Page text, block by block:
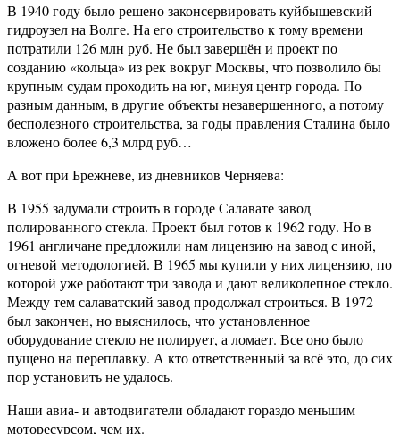
В 1940 году было решено законсервировать куйбышевский
гидроузел на Волге. На его строительство к тому времени
потратили 126 млн руб. Не был завершён и проект по
созданию «кольца» из рек вокруг Москвы, что позволило бы
крупным судам проходить на юг, минуя центр города. По
разным данным, в другие объекты незавершенного, а потому
бесполезного строительства, за годы правления Сталина было
вложено более 6,3 млрд руб…
А вот при Брежневе, из дневников Черняева:
В 1955 задумали строить в городе Салавате завод
полированного стекла. Проект был готов к 1962 году. Но в
1961 англичане предложили нам лицензию на завод с иной,
огневой методологией. В 1965 мы купили у них лицензию, по
которой уже работают три завода и дают великолепное стекло.
Между тем салаватский завод продолжал строиться. В 1972
был закончен, но выяснилось, что установленное
оборудование стекло не полирует, а ломает. Все оно было
пущено на переплавку. А кто ответственный за всё это, до сих
пор установить не удалось.
Наши авиа- и автодвигатели обладают гораздо меньшим
моторесурсом, чем их.